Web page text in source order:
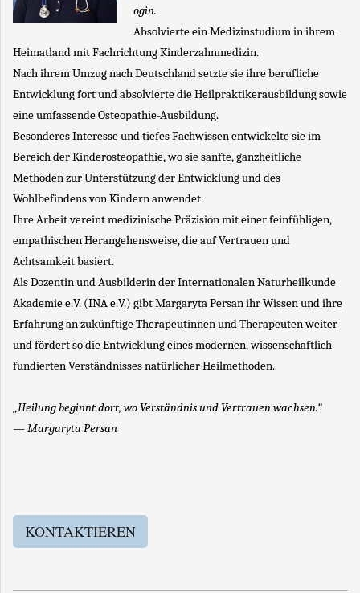
ogin.
Absolvierte ein Medizinstudium in ihrem
Heimatland mit Fachrichtung Kinderzahnmedizin.
Nach ihrem Umzug nach Deutschland setzte sie ihre berufliche
Entwicklung fort und absolvierte die Heilpraktikerausbildung sowie
eine umfassende Osteopathie-Ausbildung.
Besonderes Interesse und tiefes Fachwissen entwickelte sie im
Bereich der Kinderosteopathie, wo sie sanfte, ganzheitliche
Methoden zur Unterstützung der Entwicklung und des
Wohlbefindens von Kindern anwendet.
Ihre Arbeit vereint medizinische Präzision mit einer feinfühligen,
empathischen Herangehensweise, die auf Vertrauen und
Achtsamkeit basiert.
Als Dozentin und Ausbilderin der Internationalen Naturheilkunde
Akademie e.V. (INA e.V.) gibt Margaryta Persan ihr Wissen und ihre
Erfahrung an zukünftige Therapeutinnen und Therapeuten weiter
und fördert so die Entwicklung eines modernen, wissenschaftlich
fundierten Verständnisses natürlicher Heilmethoden.
„Heilung beginnt dort, wo Verständnis und Vertrauen wachsen.“
— Margaryta Persan
KONTAKTIEREN